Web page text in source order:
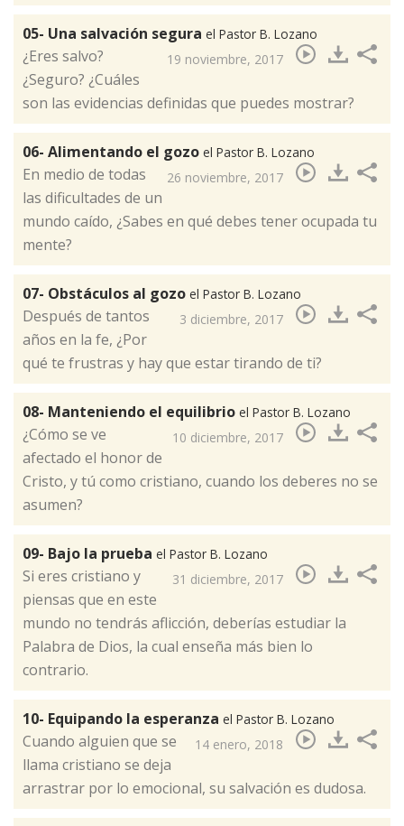
05- Una salvación segura el Pastor B. Lozano
19 noviembre, 2017
¿Eres salvo?
¿Seguro? ¿Cuáles
son las evidencias definidas que puedes mostrar?​
06- Alimentando el gozo el Pastor B. Lozano
26 noviembre, 2017
En medio de todas
las dificultades de un
mundo caído, ¿Sabes en qué debes tener ocupada tu
mente?​
07- Obstáculos al gozo el Pastor B. Lozano
3 diciembre, 2017
Después de tantos
años en la fe, ¿Por
qué te frustras y hay que estar tirando de ti?​
08- Manteniendo el equilibrio el Pastor B. Lozano
10 diciembre, 2017
¿Cómo se ve
afectado el honor de
Cristo, y tú como cristiano, cuando los deberes no se
asumen?​
09- Bajo la prueba el Pastor B. Lozano
31 diciembre, 2017
Si eres cristiano y
piensas que en este
mundo no tendrás aflicción, deberías estudiar la
Palabra de Dios, la cual enseña más bien lo
contrario.​
10- Equipando la esperanza el Pastor B. Lozano
14 enero, 2018
​Cuando alguien que se
llama cristiano se deja
arrastrar por lo emocional, su salvación es dudosa.